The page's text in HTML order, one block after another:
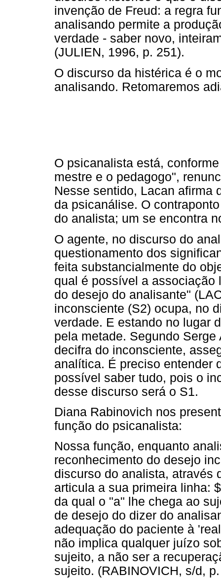
invenção de Freud: a regra
analisando permite a
verdade - saber novo,
(JULIEN, 1996, p. 251).
O discurso da histérica é o
analisando. Retomaremos
O psicanalista está,
mestre e o pedagogo",
Nesse sentido, Lacan afirma
da psicanálise. O
do analista; um se encontra
O agente, no discurso do
questionamento dos
feita substancialmente do
qual é possível a
do desejo do analisante"
inconsciente (S2) ocupa, no
verdade. E estando no lugar
pela metade. Segundo
decifra do inconsciente,
analítica. É preciso entender
possível saber tudo, pois o
desse discurso será o S1.
Diana Rabinovich nos
função do psicanalista:
Nossa função, enquanto
reconhecimento do desejo
discurso do analista, através
articula a sua primeira linha:
da qual o "a" lhe chega ao
de desejo do dizer do
adequação do paciente à
não implica qualquer juízo
sujeito, a não ser a
sujeito. (RABINOVICH, s/d,